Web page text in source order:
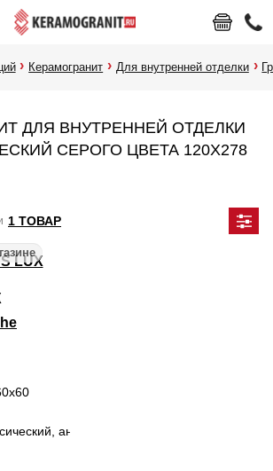
Керамогранит Для внутренней отделки
ДЛЯ ВНУТРЕННЕЙ ОТДЕЛКИ
СЕРОГО ЦВЕТА 120Х278
1 ТОВАР
античный